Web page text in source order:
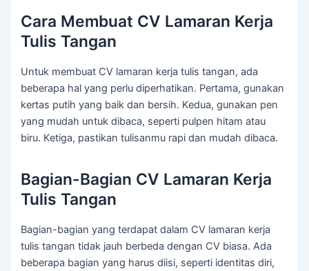
Cara Membuat CV Lamaran Kerja
Tulis Tangan
Untuk membuat CV lamaran kerja tulis tangan, ada
beberapa hal yang perlu diperhatikan. Pertama, gunakan
kertas putih yang baik dan bersih. Kedua, gunakan pen
yang mudah untuk dibaca, seperti pulpen hitam atau
biru. Ketiga, pastikan tulisanmu rapi dan mudah dibaca.
Bagian-Bagian CV Lamaran Kerja
Tulis Tangan
Bagian-bagian yang terdapat dalam CV lamaran kerja
tulis tangan tidak jauh berbeda dengan CV biasa. Ada
beberapa bagian yang harus diisi, seperti identitas diri,